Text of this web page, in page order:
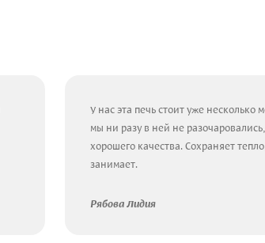
У нас эта печь стоит уже несколько
мы ни разу в ней не
хорошего качества. Сохраняет
занимает.
Рябова Лидия